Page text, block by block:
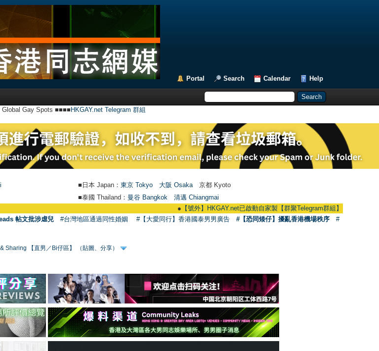
Portal Search Calendar Help
Global Gay Spots ■■■■ HKGAY.net Telegram 群組
■日本 Japan： 東京 Tokyo 大阪 Osaka 京都 Kyoto
■泰國 Thailand： 曼谷 Bangkok
清邁 Chiangmai
【號外】HKGAY.net已啟動自家製【群聚Telegram群組】 HKGAY.net
帖文批涉虐兒 #台灣地區通過同性婚姻 #【大愛同行】香港國泰男男廣告 #【恐同矮仔】擾亂香港機場秩序
#
Sharing 【直男／Bi仔區】 （貼圖、分享）